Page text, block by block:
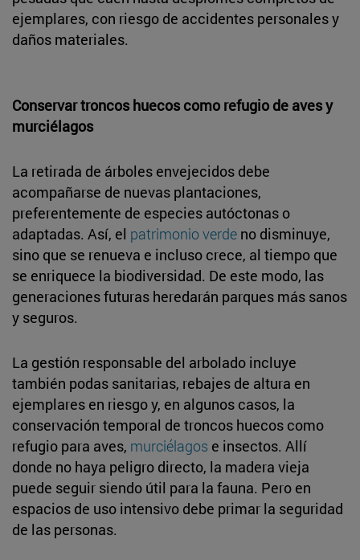
ejemplares, con riesgo de accidentes personales y
daños materiales.
Conservar troncos huecos como refugio de aves y
murciélagos
La retirada de árboles envejecidos debe
acompañarse de nuevas plantaciones,
preferentemente de especies autóctonas o
adaptadas. Así, el patrimonio verde no disminuye,
sino que se renueva e incluso crece, al tiempo que
se enriquece la biodiversidad. De este modo, las
generaciones futuras heredarán parques más sanos
y seguros.
La gestión responsable del arbolado incluye
también podas sanitarias, rebajes de altura en
ejemplares en riesgo y, en algunos casos, la
conservación temporal de troncos huecos como
refugio para aves, murciélagos e insectos. Allí
donde no haya peligro directo, la madera vieja
puede seguir siendo útil para la fauna. Pero en
espacios de uso intensivo debe primar la seguridad
de las personas.